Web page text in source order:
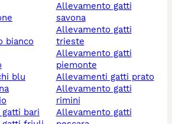
bianco
blu
gatti bari
allevamento gatti
savona
allevamento gatti
trieste
allevamento gatti
piemonte
allevamenti gatti prato
allevamento gatti
rimini
allevamento gatti